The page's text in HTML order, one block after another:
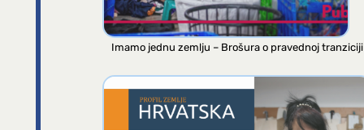
Imamo jednu zemlju – Brošura o pravednoj tranziciji